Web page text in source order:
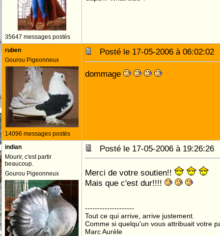
35647 messages postés
ruben
Gourou Pigeonneux
14096 messages postés
Posté le 17-05-2006 à
dommage
indian
Mourir, c'est partir
beaucoup.
Gourou Pigeonneux
Posté le 17-05-2006 à
Merci de votre soutien!!
Mais que c'est dur!!!!
--------------------
Tout ce qui arrive, arrive justement.
Comme si quelqu'un vous attribuait votre
Marc Aurèle